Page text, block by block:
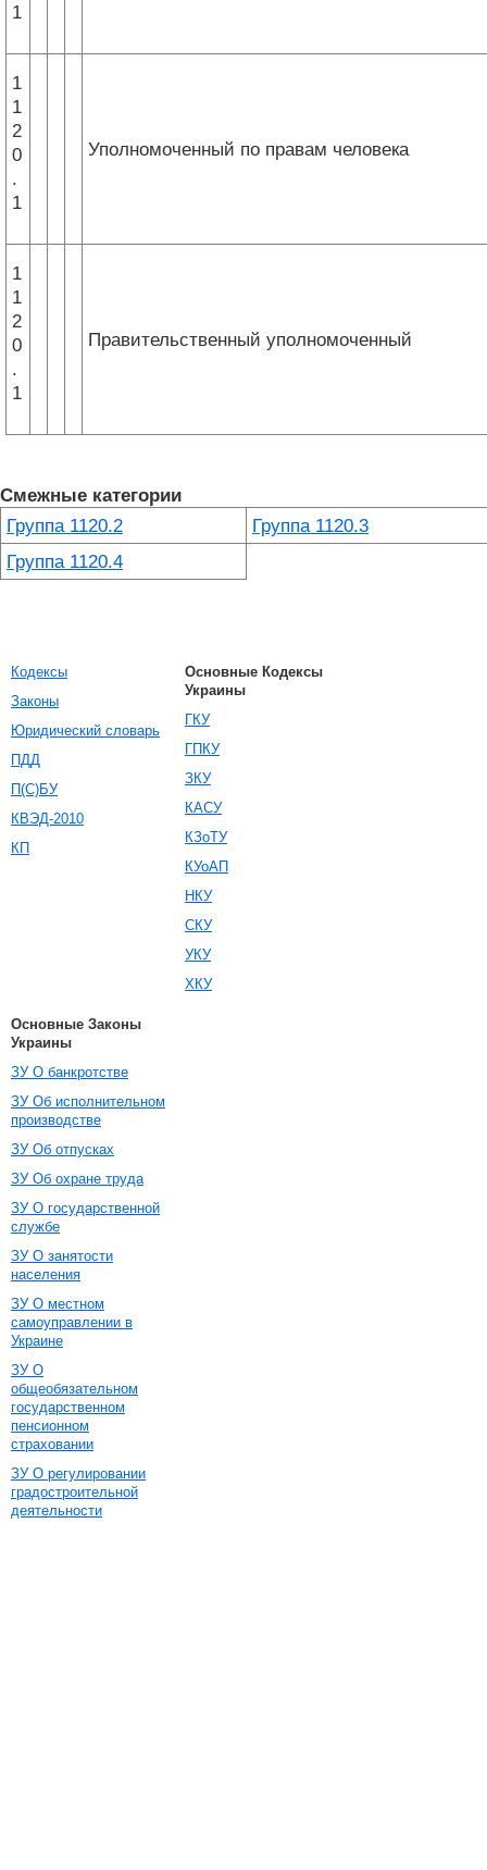
1
1
1
2
0
.
1
Уполномоченный по правам человека
1
1
2
0
.
1
Правительственный уполномоченный
Смежные категории
Группа 1120.2
Группа 1120.3
Группа 1120.4
Кодексы
Законы
Юридический словарь
ПДД
П(С)БУ
КВЭД-2010
КП
Основные Кодексы
Украины
ГКУ
ГПКУ
ЗКУ
КАСУ
КЗоТУ
КУоАП
НКУ
СКУ
УКУ
ХКУ
Основные Законы
Украины
ЗУ О банкротстве
ЗУ Об исполнительном
производстве
ЗУ Об отпусках
ЗУ Об охране труда
ЗУ О государственной
службе
ЗУ О занятости
населения
ЗУ О местном
самоуправлении в
Украине
ЗУ О
общеобязательном
государственном
пенсионном
страховании
ЗУ О регулировании
градостроительной
деятельности